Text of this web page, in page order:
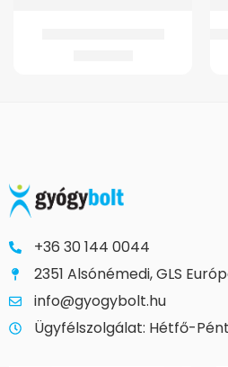
+36 30 144 0044
2351 Alsónémedi, GLS
info@gyogybolt.hu
Ügyfélszolgálat: Hétfő-